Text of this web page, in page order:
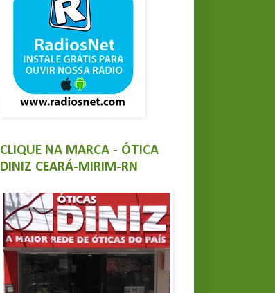
CLIQUE NA MARCA - ÓTICA
DINIZ CEARÁ-MIRIM-RN